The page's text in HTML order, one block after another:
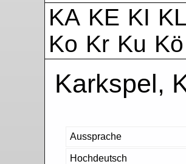
KA KE KI KL
Ko Kr Ku Kö
Karkspel,
Aussprache
Hochdeutsch